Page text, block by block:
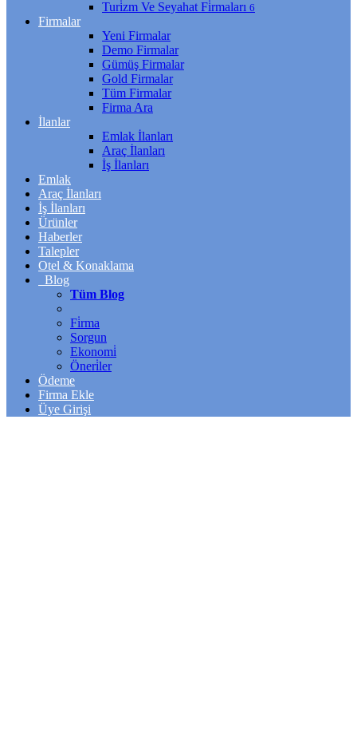
Turi̇zm Ve Seyahat Fi̇rmaları 6
Firmalar
Yeni Firmalar
Demo Firmalar
Gümüş Firmalar
Gold Firmalar
Tüm Firmalar
Firma Ara
İlanlar
Emlak İlanları
Araç İlanları
İş İlanları
Emlak
Araç İlanları
İş İlanları
Ürünler
Haberler
Talepler
Otel & Konaklama
Blog
Tüm Blog
Fi̇rma
Sorgun
Ekonomi̇
Öneri̇ler
Ödeme
Firma Ekle
Üye Girişi